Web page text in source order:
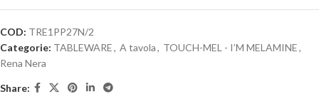
COD: TRE1PP27N/2
Categorie: TABLEWARE, A tavola, TOUCH-MEL - I’M MELAMINE,
Rena Nera
Share: